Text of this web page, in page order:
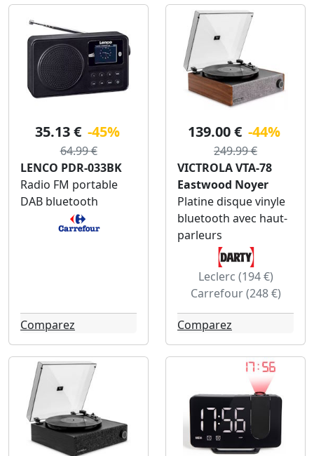
35.13 € -45%
64.99 €
LENCO PDR-033BK
Radio FM portable
DAB bluetooth
Comparez
139.00 € -44%
249.99 €
VICTROLA VTA-78
Eastwood Noyer
Platine disque vinyle
bluetooth avec haut-
parleurs
Leclerc (194 €)
Carrefour (248 €)
Comparez